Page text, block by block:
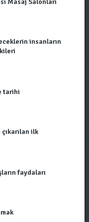
Masaj Salonları
insanların
tarihi
ilk
faydaları